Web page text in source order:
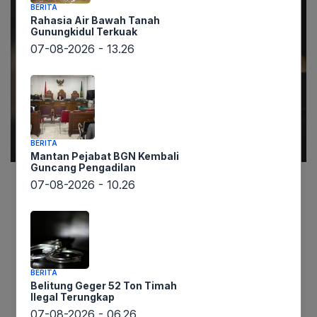
Bermula dari pemberitaan lintaswarta.co.id, lima
pemuda kini telah diamankan pihak kepolisian
terkait tewasnya seorang pelajar, ES (16), akibat
tawuran di Jalan Selebes, Belawan, Sumatera
Utara. Peristiwa berdarah yang terjadi Minggu
(7/9/2025) tersebut juga mengakibatkan empat
orang lainnya mengalami luka-luka. Kelima
BERITA
Rahasia Air Bawah Tanah
Gunungkidul Terkuak
07-08-2026 - 13.26
BERITA
Mantan Pejabat BGN Kembali
Guncang Pengadilan
07-08-2026 - 10.26
BERITA
Belitung Geger 52 Ton Timah
Ilegal Terungkap
07-08-2026 - 06.26